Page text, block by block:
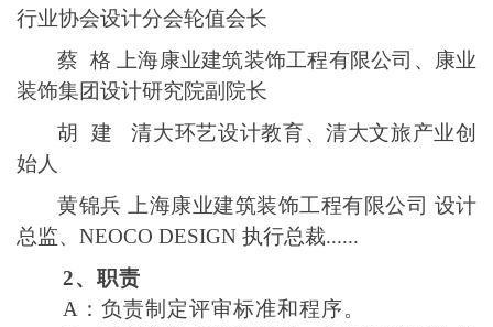
行业协会设计分会轮值会长
蔡 格
上海康业建筑装饰工程有限公司、康业
装饰集团设计研究院副院长
胡
建
清大环艺设计教育、清大文旅产业创
始人
黄锦兵
上海康业建筑装饰工程有限公司 设计
总监、 NEOCO DESIGN 执行总裁......
2、职责
A：负责制定评审标准和程序。